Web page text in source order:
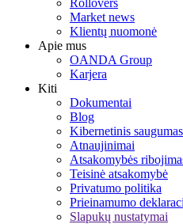
Market news
Klientų nuomonė
Apie mus
OANDA Group
Karjera
Kiti
Dokumentai
Blog
Kibernetinis saugumas
Atnaujinimai
Atsakomybės
Teisinė atsakomybė
Privatumo politika
Prieinamumo
Slapukų nustatymai